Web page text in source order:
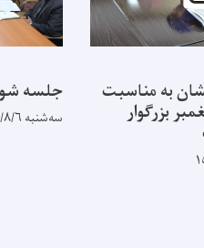
به مناسبت
بزرگوار
جلسه
سه‌شنبه ۱۳۹۹/۸/۶ - ۱۲:۵۹